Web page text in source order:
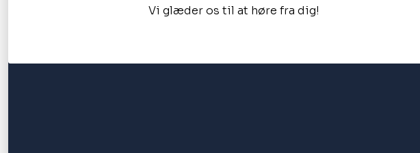
Vi glæder os til at høre fra dig!